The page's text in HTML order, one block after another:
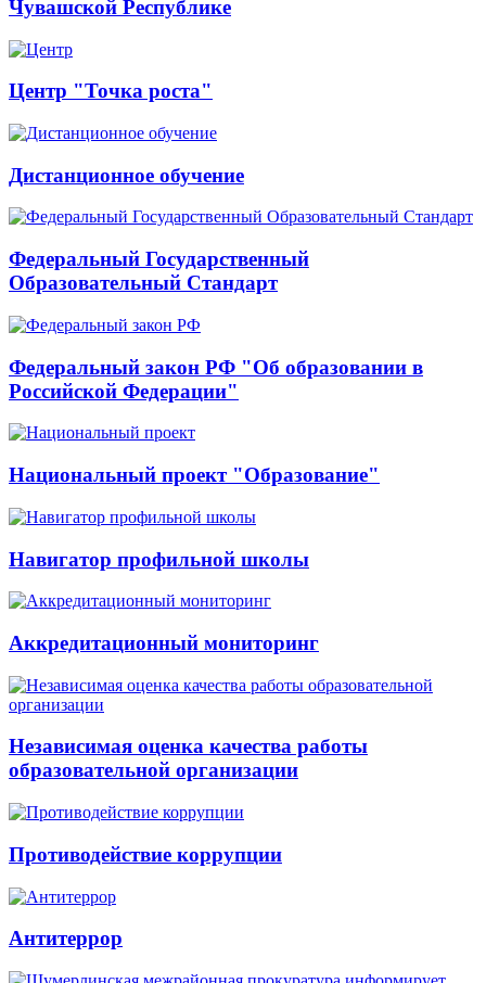
Чувашской Республике
Центр "Точка роста"
Дистанционное обучение
Федеральный Государственный
Образовательный Стандарт
Федеральный закон РФ "Об образовании в
Российской Федерации"
Национальный проект "Образование"
Навигатор профильной школы
Аккредитационный мониторинг
Независимая оценка качества работы
образовательной организации
Противодействие коррупции
Антитеррор